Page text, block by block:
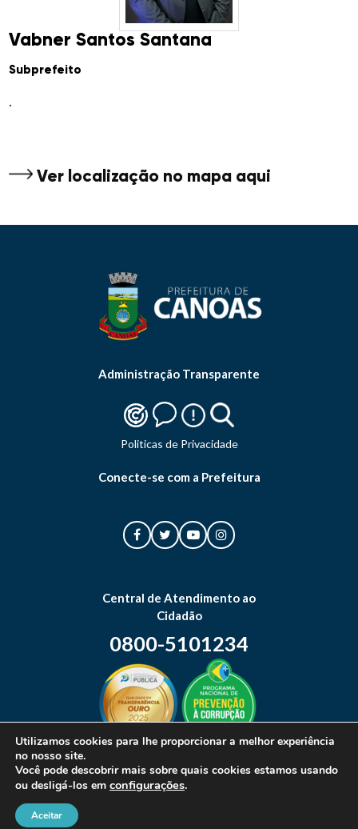
Vabner Santos Santana
Subprefeito
.
Ver localização no mapa aqui
Administração Transparente
Politicas de Privacidade
Conecte-se com a Prefeitura
Central de Atendimento ao
Cidadão
0800-5101234
© 2026 Prefeitura Municipal de Canoas. Todos os direitos reservados.
Utilizamos cookies para lhe proporcionar a melhor experiência
no nosso site.
Você pode descobrir mais sobre quais cookies estamos usando
ou desligá-los em configurações.
Aceitar